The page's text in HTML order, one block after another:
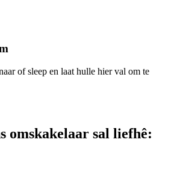
of sleep en laat hulle hier val om te
omskakelaar sal liefhê: